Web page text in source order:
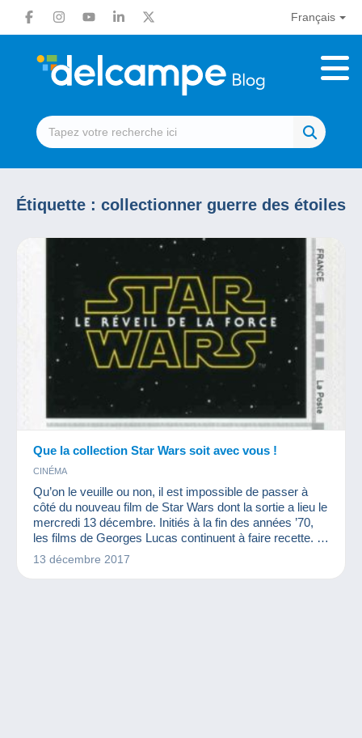
Français
Étiquette : collectionner guerre des étoiles
Que la collection Star Wars soit avec vous !
CINÉMA
Qu’on le veuille ou non, il est impossible de passer à
côté du nouveau film de Star Wars dont la sortie a lieu le
mercredi 13 décembre. Initiés à la fin des années ’70,
les films de Georges Lucas continuent à faire recette. Et
pour cause, la collection Star Wars est immense, tout
13 décembre 2017